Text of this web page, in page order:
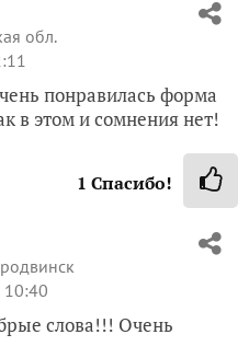
обл.
понравилась форма
в этом и сомнения нет!
1 Спасибо!
10:40
слова!!! Очень